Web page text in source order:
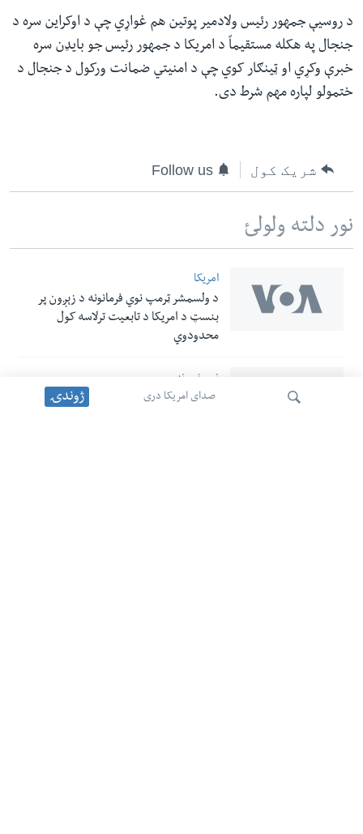
صدای امریکا دری ژوندۍ
د روسیې جمهور رئیس ولادمیر پوتین هم غواړي چې د اوکراین سره د
جنجال په هکله مستقیماً د امریکا د جمهور رئیس جو بایډن سره
خبرې وکړي او ټینګار کوي چې د امنیتي ضمانت ورکول د جنجال د
ختمولو لپاره مهم شرط دی.
شریک کول Follow us
نور دلته ولولئ
امریکا
د ولسمشر ټرمپ نوي فرمانونه د زېږون پر
بنسټ د امریکا د تابعیت ترلاسه کول
محدودوي
نور خبرونه
د ناسا فضانوردان د وسایلو د نصبولو لپاره له